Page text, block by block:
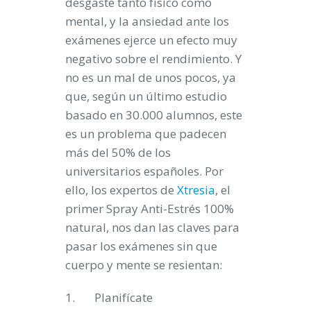
mental, y la ansiedad ante los
exámenes ejerce un efecto muy
negativo sobre el rendimiento. Y
no es un mal de unos pocos, ya
que, según un último estudio
basado en 30.000 alumnos, este
es un problema que padecen
más del 50% de los
universitarios españoles. Por
ello, los expertos de Xtresia, el
primer Spray Anti-Estrés 100%
natural, nos dan las claves para
pasar los exámenes sin que
cuerpo y mente se resientan:
1. Planifícate